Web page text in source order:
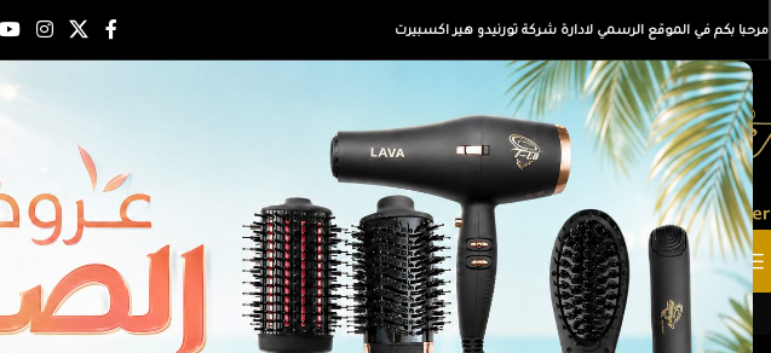
مرحبا بكم في الموقع الرسمي لادارة شركة تورنيدو هير اكسبيرت
أقسام المنتجات الرئيسيةكل المنتجات أدوات فرد الشعر
سلة الشراء